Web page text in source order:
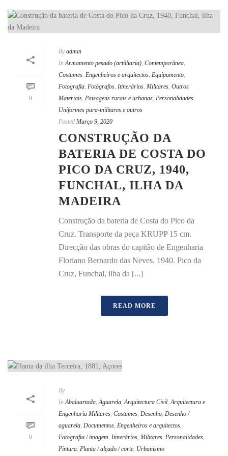
0
By admin
In Armamento pesado (artilharia), Contemporânea,
Costumes, Engenheiros e arquitectos, Equipamento,
Fotografia, Fotógrafos, Itinerários, Militares, Outros
Materiais, Paisagens rurais e urbanas, Personalidades,
Uniformes para-militares e outros
Posted Março 9, 2020
CONSTRUÇÃO DA
BATERIA DE COSTA DO
PICO DA CRUZ, 1940,
FUNCHAL, ILHA DA
MADEIRA
Construção da bateria de Costa do Pico da
Cruz. Transporte da peça KRUPP 15 cm.
Direcção das obras do capitão de Engenharia
Floriano Bernardo das Neves. 1940. Pico da
Cruz, Funchal, ilha da [...]
READ MORE
0
By
In Abaluartada Aguarela Arquitectura Civil Arquitectura e
Engenharia Militares Costumes Desenho Desenho /
aguarela Documentos Engenheiros e arquitectos
Fotografia / imagem Itinerários Militares Personalidades
Pintura Planta / alçado / corte Urbanismo